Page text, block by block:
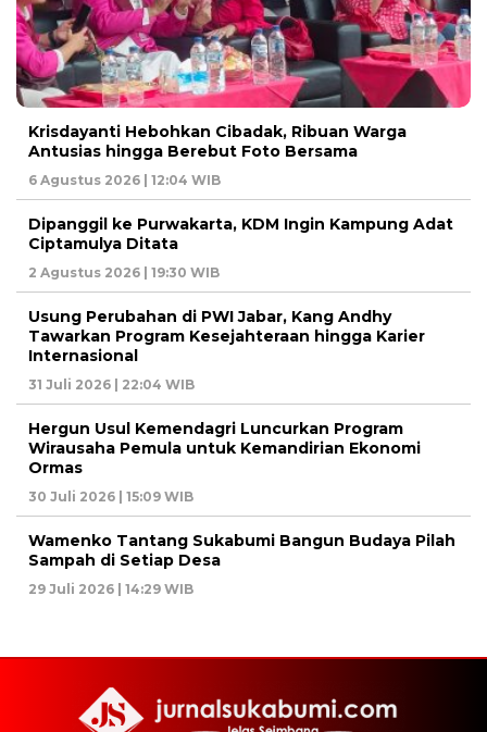
Krisdayanti Hebohkan Cibadak, Ribuan Warga
Antusias hingga Berebut Foto Bersama
6 Agustus 2026 | 12:04 WIB
Dipanggil ke Purwakarta, KDM Ingin Kampung Adat
Ciptamulya Ditata
2 Agustus 2026 | 19:30 WIB
Usung Perubahan di PWI Jabar, Kang Andhy
Tawarkan Program Kesejahteraan hingga Karier
Internasional
31 Juli 2026 | 22:04 WIB
Hergun Usul Kemendagri Luncurkan Program
Wirausaha Pemula untuk Kemandirian Ekonomi
Ormas
30 Juli 2026 | 15:09 WIB
Wamenko Tantang Sukabumi Bangun Budaya Pilah
Sampah di Setiap Desa
29 Juli 2026 | 14:29 WIB